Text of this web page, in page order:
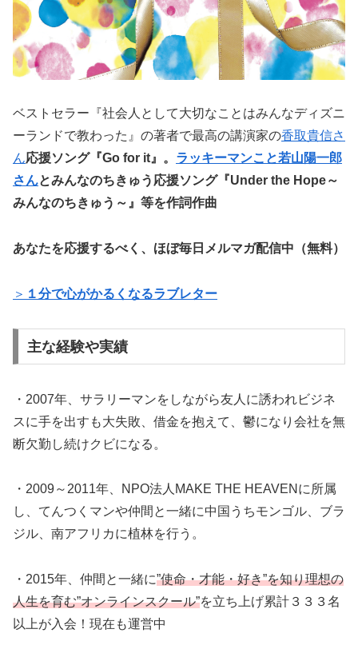
ベストセラー『社会人として大切なことはみんなディズニ
ーランドで教わった』の著者で最高の講演家の香取貴信さ
ん応援ソング『Go for it』。 ラッキーマンこと若山陽一郎
さんとみんなのちきゅう応援ソング『Under the Hope～
みんなのちきゅう～』等を作詞作曲
あなたを応援するべく、ほぼ毎日メルマガ配信中（無料）
＞ １分で心がかるくなるラブレター
主な経験や実績
・2007年、サラリーマンをしながら友人に誘われビジネ
スに手を出すも大失敗、借金を抱えて、鬱になり会社を無
断欠勤し続けクビになる。
・2009～2011年、NPO法人MAKE THE HEAVENに所属
し、てんつくマンや仲間と一緒に中国うちモンゴル、ブラ
ジル、南アフリカに植林を行う。
・2015年、仲間と一緒に”使命・才能・好き”を知り理想の
人生を育む”オンラインスクール”を立ち上げ累計３３３名
以上が入会！現在も運営中